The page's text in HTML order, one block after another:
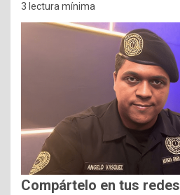
3 lectura mínima
Compártelo en tus redes